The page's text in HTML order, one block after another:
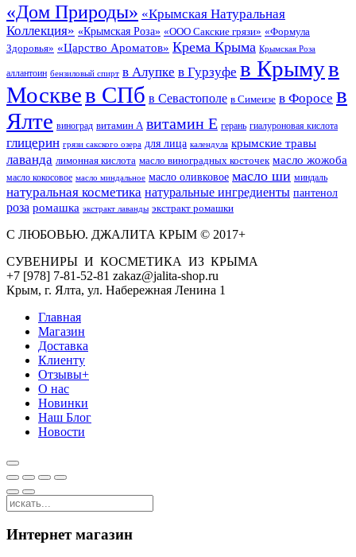
«Дом Природы» «Крымская Натуральная
Коллекция» «Крымская Роза» «ООО Сакские грязи» «Формула
Здоровья» «Царство Ароматов» Крема Крыма Крымская Роза
аллантоин бензиловый спирт в Алупке в Гурзуфе в Крымув
Москвев СПб в Севастополе в Симеизе в Форосе в
Ялте виноград витамин А витамин Е герань гиалуроновая кислота
глицерин грязи сакского озера для лица календула крымские травы
лаванда лимонная кислота масло виноградных косточек масло жожоба
масло кокосовое масло миндальное масло оливковое масло ши миндаль
натуральная косметика натуральные ингредиенты пантенол
роза ромашка экстракт лаванды экстракт ромашки
С ЛЮБОВЬЮ. ДЖАЛИТА КРЫМ © 2017+
СУВЕНИРЫ И КОСМЕТИКА ИЗ КРЫМА
+7 [978] 7-81-52-81 zakaz@jalita-shop.ru
Крым, г. Ялта, ул. Набережная Ленина 1
Главная
Магазин
Доставка
Клиенту
Отзывы+
О нас
Новинки
Наш Блог
Новости
Интернет магазин